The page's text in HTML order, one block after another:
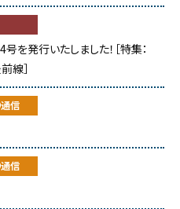
を発行いたしました！［特集：
線］
信
信